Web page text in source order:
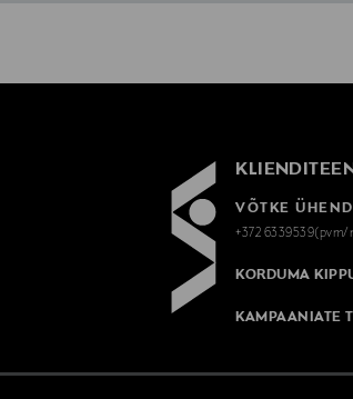
VÕTKE
+372 6339539(pvm/
KORDUMA
KAMPAANIATE